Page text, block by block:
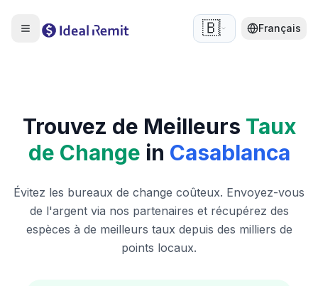
🇧🇪 Français
Trouvez de Meilleurs Taux
de Change in Casablanca
Évitez les bureaux de change coûteux. Envoyez-vous
de l'argent via nos partenaires et récupérez des
espèces à de meilleurs taux depuis des milliers de
points locaux.